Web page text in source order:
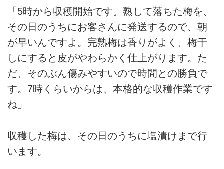
「5時から収穫開始です。熟して落ちた梅を、
その日のうちにお客さんに発送するので、朝
が早いんですよ。完熟梅は香りがよく、梅干
しにすると皮がやわらかく仕上がります。た
だ、そのぶん傷みやすいので時間との勝負で
す。7時くらいからは、本格的な収穫作業です
ね」
収穫した梅は、その日のうちに塩漬けまで行
います。